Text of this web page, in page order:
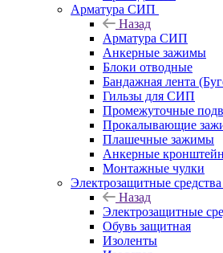
Арматура СИП
Назад
Арматура СИП
Анкерные зажимы
Блоки отводные
Бандажная лента
Гильзы для СИП
Промежуточные
Прокалывающие
Плашечные зажимы
Анкерные
Монтажные чулки
Электрозащитные средства
Назад
Электрозащитные
Обувь защитная
Изоленты